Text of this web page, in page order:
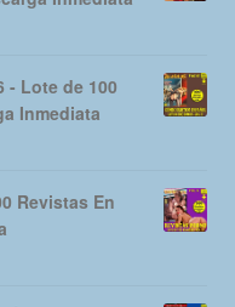
Completa -
Inmediata
Lote de 100
Revistas En